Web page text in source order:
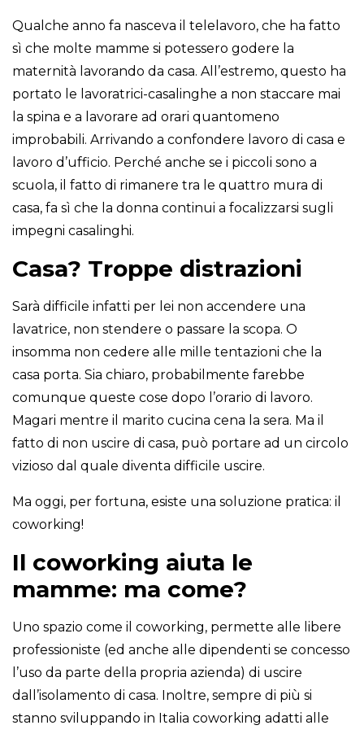
Qualche anno fa nasceva il telelavoro, che ha fatto
sì che molte mamme si potessero godere la
maternità lavorando da casa. All’estremo, questo ha
portato le lavoratrici-casalinghe a non staccare mai
la spina e a lavorare ad orari quantomeno
improbabili. Arrivando a confondere lavoro di casa e
lavoro d’ufficio. Perché anche se i piccoli sono a
scuola, il fatto di rimanere tra le quattro mura di
casa, fa sì che la donna continui a focalizzarsi sugli
impegni casalinghi.
Casa? Troppe distrazioni
Sarà difficile infatti per lei non accendere una
lavatrice, non stendere o passare la scopa. O
insomma non cedere alle mille tentazioni che la
casa porta. Sia chiaro, probabilmente farebbe
comunque queste cose dopo l’orario di lavoro.
Magari mentre il marito cucina cena la sera. Ma il
fatto di non uscire di casa, può portare ad un circolo
vizioso dal quale diventa difficile uscire.
Ma oggi, per fortuna, esiste una soluzione pratica: il
coworking!
Il coworking aiuta le
mamme: ma come?
Uno spazio come il coworking, permette alle libere
professioniste (ed anche alle dipendenti se concesso
l’uso da parte della propria azienda) di uscire
dall’isolamento di casa. Inoltre, sempre di più si
stanno sviluppando in Italia coworking adatti alle